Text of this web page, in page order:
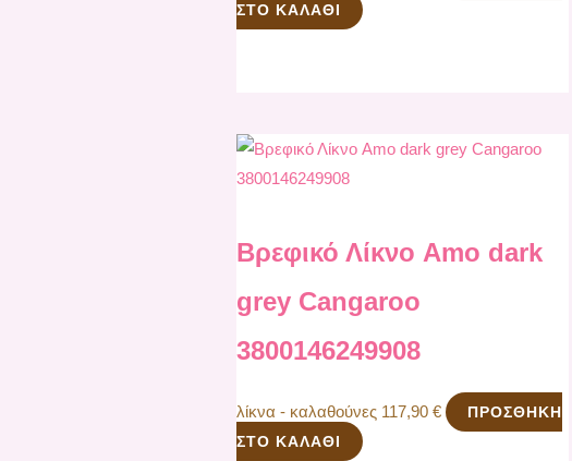
ΣΤΟ ΚΑΛΆΘΙ
Βρεφικό Λίκνο Amo dark
grey Cangaroo
3800146249908
λίκνα - καλαθούνες 117,90€
ΠΡΟΣΘΉΚΗ
ΣΤΟ ΚΑΛΆΘΙ